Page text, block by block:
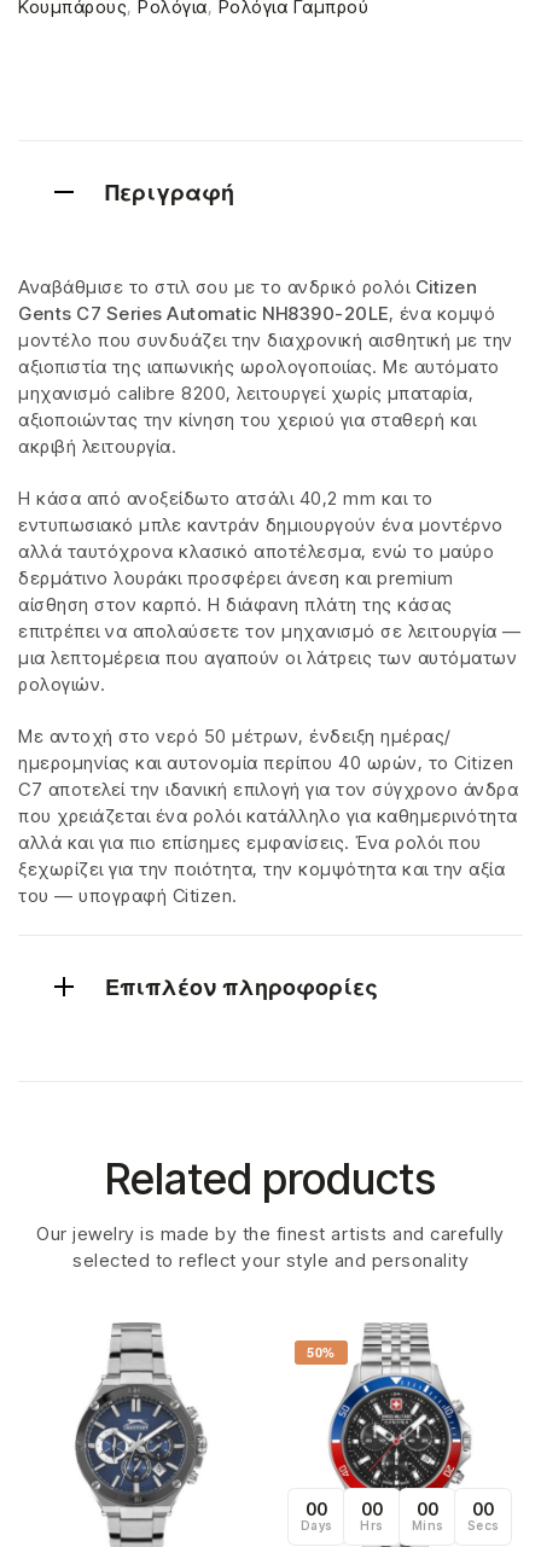
Κουμπάρους, Ρολόγια, Ρολόγια Γαμπρού
Περιγραφή
Αναβάθμισε το στιλ σου με το ανδρικό ρολόι Citizen
Gents C7 Series Automatic NH8390-20LE, ένα κομψό
μοντέλο που συνδυάζει την διαχρονική αισθητική με την
αξιοπιστία της ιαπωνικής ωρολογοποιίας. Με αυτόματο
μηχανισμό calibre 8200, λειτουργεί χωρίς μπαταρία,
αξιοποιώντας την κίνηση του χεριού για σταθερή και
ακριβή λειτουργία.
Η κάσα από ανοξείδωτο ατσάλι 40,2 mm και το
εντυπωσιακό μπλε καντράν δημιουργούν ένα μοντέρνο
αλλά ταυτόχρονα κλασικό αποτέλεσμα, ενώ το μαύρο
δερμάτινο λουράκι προσφέρει άνεση και premium
αίσθηση στον καρπό. Η διάφανη πλάτη της κάσας
επιτρέπει να απολαύσετε τον μηχανισμό σε λειτουργία —
μια λεπτομέρεια που αγαπούν οι λάτρεις των αυτόματων
ρολογιών.
Με αντοχή στο νερό 50 μέτρων, ένδειξη ημέρας/
ημερομηνίας και αυτονομία περίπου 40 ωρών, το Citizen
C7 αποτελεί την ιδανική επιλογή για τον σύγχρονο άνδρα
που χρειάζεται ένα ρολόι κατάλληλο για καθημερινότητα
αλλά και για πιο επίσημες εμφανίσεις. Ένα ρολόι που
ξεχωρίζει για την ποιότητα, την κομψότητα και την αξία
του — υπογραφή Citizen.
Επιπλέον πληροφορίες
Related products
Our jewelry is made by the finest artists and carefully
selected to reflect your style and personality
50%
00
Days
00
Hrs
00
Mins
00
Secs